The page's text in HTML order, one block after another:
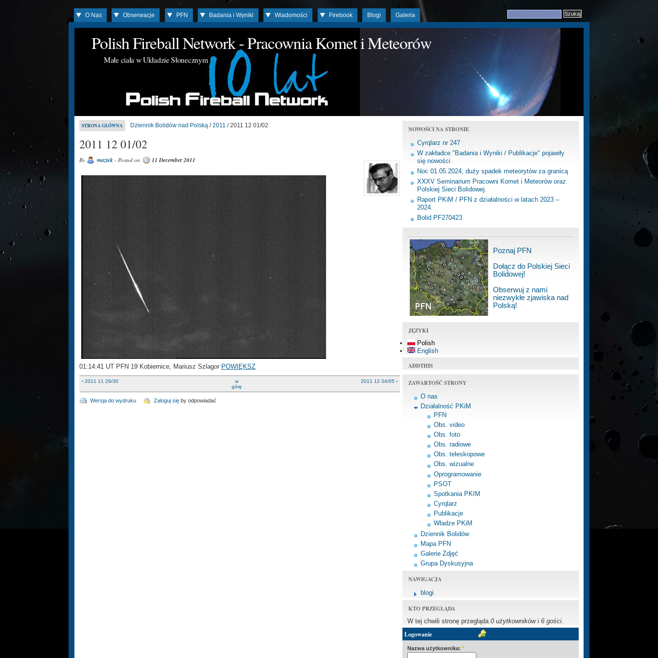
O Nas Obserwacje PFN Badania i Wyniki Wiadomości Firebook Blogi Galeria
Polish Fireball Network - Pracownia Komet i Meteorów
Małe ciała w Układzie Słonecznym
STRONA GŁÓWNA Dziennik Bolidów nad Polską /2011 / 2011 12 01/02
2011 12 01/02
By maziek - Posted on 11 December 2011
01:14:41 UT PFN 19 Kobiernice, Mariusz Szlagor POWIĘKSZ
‹ 2011 11 29/30
w
górę
2011 12 04/05 ›
Wersja do wydruku Zaloguj się by odpowiadać
NOWOŚCI NA STRONIE
Cyrqlarz nr 247
W zakładce "Badania i Wyniki / Publikacje" pojawiły
się nowości
Noc 01.05.2024, duży spadek meteorytów za granicą
XXXV Seminarium Pracowni Komet i Meteorów oraz
Polskiej Sieci Bolidowej.
Raport PKiM / PFN z działalności w latach 2023 –
2024.
Bolid PF270423
Poznaj PFN
Dołącz do Polskiej Sieci
Bolidowej!
Obserwuj z nami
niezwykłe zjawiska nad
Polską!
JĘZYKI
Polish
English
ADDTHIS
ZAWARTOŚĆ STRONY
O nas
Działalność PKiM
PFN
Obs. video
Obs. foto
Obs. radiowe
Obs. teleskopowe
Obs. wizualne
Oprogramowanie
PSOT
Spotkania PKIM
Cyrqlarz
Publikacje
Władze PKiM
Dziennik Bolidów
Mapa PFN
Galerie Zdjęć
Grupa Dyskusyjna
NAWIGACJA
blogi
KTO PRZEGLĄDA
W tej chwili stronę przegląda 0 użytkownikówi 6 gości
Logowanie
Nazwa użytkownika: *